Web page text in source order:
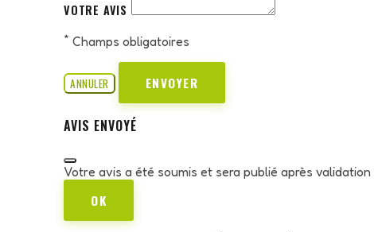
VOTRE AVIS
* Champs obligatoires
ANNULER ENVOYER
AVIS ENVOYÉ
Votre avis a été soumis et sera publié après
OK